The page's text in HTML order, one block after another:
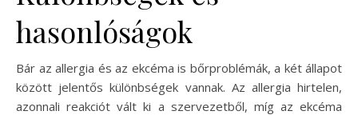
hasonlóságok
Bár az allergia és az ekcéma is bőrproblémák, a két állapot
között jelentős különbségek vannak. Az allergia hirtelen,
azonnali reakciót vált ki a szervezetből, míg az ekcéma